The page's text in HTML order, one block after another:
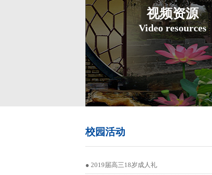
视频资源
Video resources
校园活动
● 2019届高三18岁成人礼